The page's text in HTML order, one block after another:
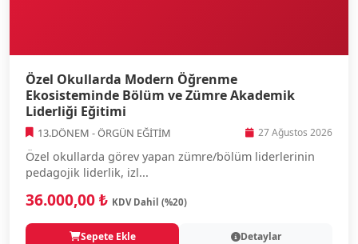
Özel Okullarda Modern Öğrenme
Ekosisteminde Bölüm ve Zümre Akademik
Liderliği Eğitimi
13.DÖNEM - ÖRGÜN EĞİTİM 27 Ağustos 2026
Özel okullarda görev yapan zümre/bölüm liderlerinin
pedagojik liderlik, izl...
36.000,00 ₺ KDV Dahil (%20)
Sepete Ekle Detaylar